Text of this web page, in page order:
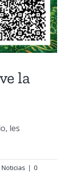
la
les
Noticias | 0